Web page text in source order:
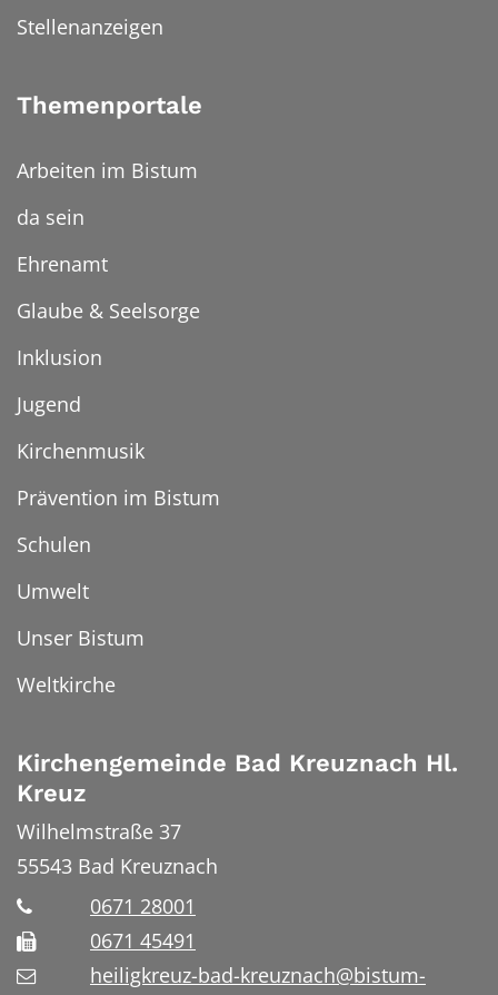
Stellenanzeigen
Themenportale
Arbeiten im Bistum
da sein
Ehrenamt
Glaube & Seelsorge
Inklusion
Jugend
Kirchenmusik
Prävention im Bistum
Schulen
Umwelt
Unser Bistum
Weltkirche
Kirchengemeinde Bad Kreuznach Hl.
Kreuz
Wilhelmstraße 37
55543 Bad Kreuznach
0671 28001
0671 45491
heiligkreuz-bad-kreuznach@bistum-